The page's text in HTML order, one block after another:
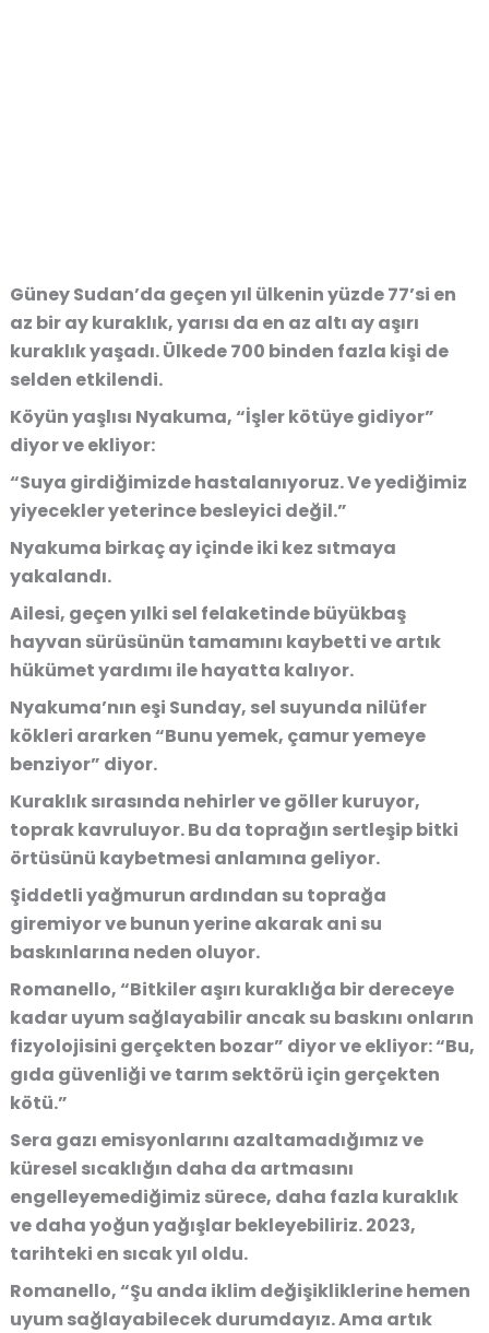
Güney Sudan’da geçen yıl ülkenin yüzde 77’si en
az bir ay kuraklık, yarısı da en az altı ay aşırı
kuraklık yaşadı. Ülkede 700 binden fazla kişi de
selden etkilendi.
Köyün yaşlısı Nyakuma, “İşler kötüye gidiyor”
diyor ve ekliyor:
“Suya girdiğimizde hastalanıyoruz. Ve yediğimiz
yiyecekler yeterince besleyici değil.”
Nyakuma birkaç ay içinde iki kez sıtmaya
yakalandı.
Ailesi, geçen yılki sel felaketinde büyükbaş
hayvan sürüsünün tamamını kaybetti ve artık
hükümet yardımı ile hayatta kalıyor.
Nyakuma’nın eşi Sunday, sel suyunda nilüfer
kökleri ararken “Bunu yemek, çamur yemeye
benziyor” diyor.
Kuraklık sırasında nehirler ve göller kuruyor,
toprak kavruluyor. Bu da toprağın sertleşip bitki
örtüsünü kaybetmesi anlamına geliyor.
Şiddetli yağmurun ardından su toprağa
giremiyor ve bunun yerine akarak ani su
baskınlarına neden oluyor.
Romanello, “Bitkiler aşırı kuraklığa bir dereceye
kadar uyum sağlayabilir ancak su baskını onların
fizyolojisini gerçekten bozar” diyor ve ekliyor: “Bu,
gıda güvenliği ve tarım sektörü için gerçekten
kötü.”
Sera gazı emisyonlarını azaltamadığımız ve
küresel sıcaklığın daha da artmasını
engelleyemediğimiz sürece, daha fazla kuraklık
ve daha yoğun yağışlar bekleyebiliriz. 2023,
tarihteki en sıcak yıl oldu.
Romanello, “Şu anda iklim değişikliklerine hemen
uyum sağlayabilecek durumdayız. Ama artık